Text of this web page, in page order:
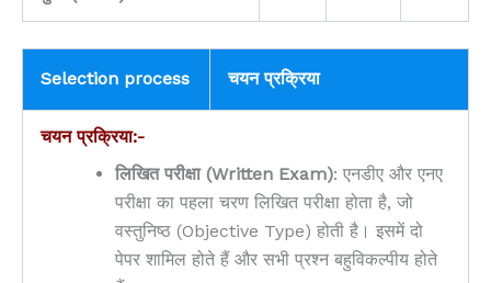
Selection process चयन प्रक्रिया
चयन प्रक्रिया:-
लिखित परीक्षा (Written Exam): एनडीए और एनए
परीक्षा का पहला चरण लिखित परीक्षा होता है, जो
वस्तुनिष्ठ (Objective Type) होती है। इसमें दो
पेपर शामिल होते हैं और सभी प्रश्न बहुविकल्पीय होते